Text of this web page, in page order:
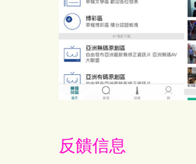
反饋信息